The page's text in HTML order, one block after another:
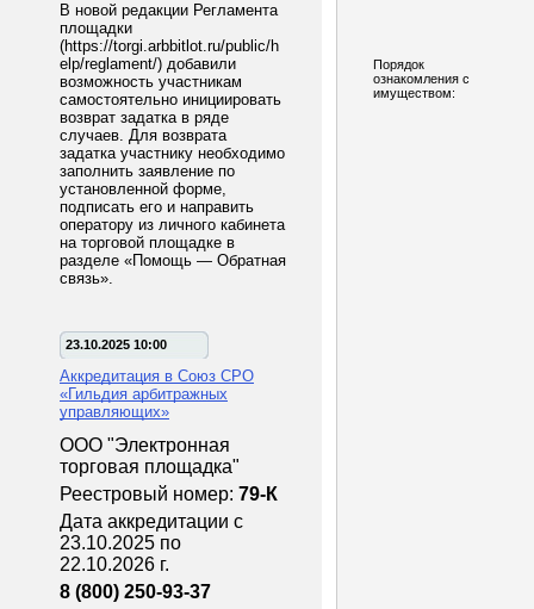
В новой редакции Регламента
площадки
(https://torgi.arbbitlot.ru/public/h
elp/reglament/) добавили
возможность участникам
самостоятельно инициировать
возврат задатка в ряде
случаев. Для возврата
задатка участнику необходимо
заполнить заявление по
установленной форме,
подписать его и направить
оператору из личного кабинета
на торговой площадке в
разделе «Помощь — Обратная
связь».
23.10.2025 10:00
Аккредитация в Союз СРО
«Гильдия арбитражных
управляющих»
ООО "Электронная
торговая площадка"
Реестровый номер: 79-К
Дата аккредитации с
23.10.2025 по
22.10.2026 г.
8 (800) 250-93-37
Порядок
ознакомления с
имуществом: